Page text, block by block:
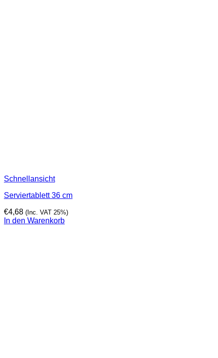
Schnellansicht
Serviertablett 36 cm
€4,68 (Inc. VAT 25%)
In den Warenkorb